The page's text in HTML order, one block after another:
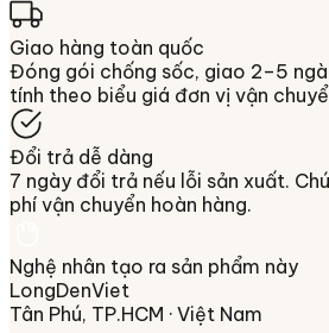
Giao hàng toàn quốc
Đóng gói chống sốc, giao 2–5
tính theo biểu giá đơn vị vận
Đổi trả dễ dàng
7 ngày đổi trả nếu lỗi sản xuất.
phí vận chuyển hoàn hàng.
Nghệ nhân tạo ra sản phẩm này
LongDenViet
Tân Phú, TP.HCM · Việt Nam